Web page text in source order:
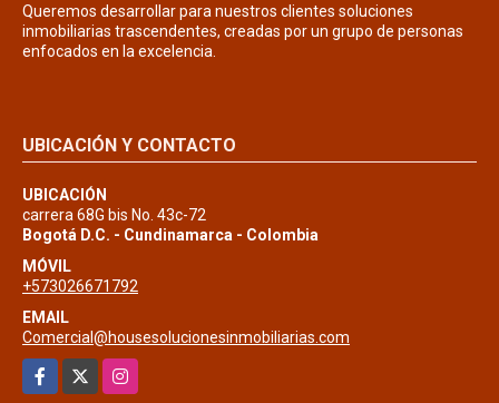
Queremos desarrollar para nuestros clientes soluciones
inmobiliarias trascendentes, creadas por un grupo de personas
enfocados en la excelencia.
UBICACIÓN Y CONTACTO
UBICACIÓN
carrera 68G bis No. 43c-72
Bogotá D.C. - Cundinamarca - Colombia
MÓVIL
+573026671792
EMAIL
Comercial@housesolucionesinmobiliarias.com
Facebook
Instagram